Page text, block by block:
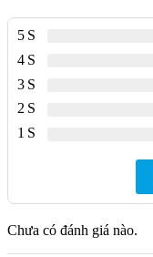
5
4
3
2
1
Chưa có đánh giá nào.